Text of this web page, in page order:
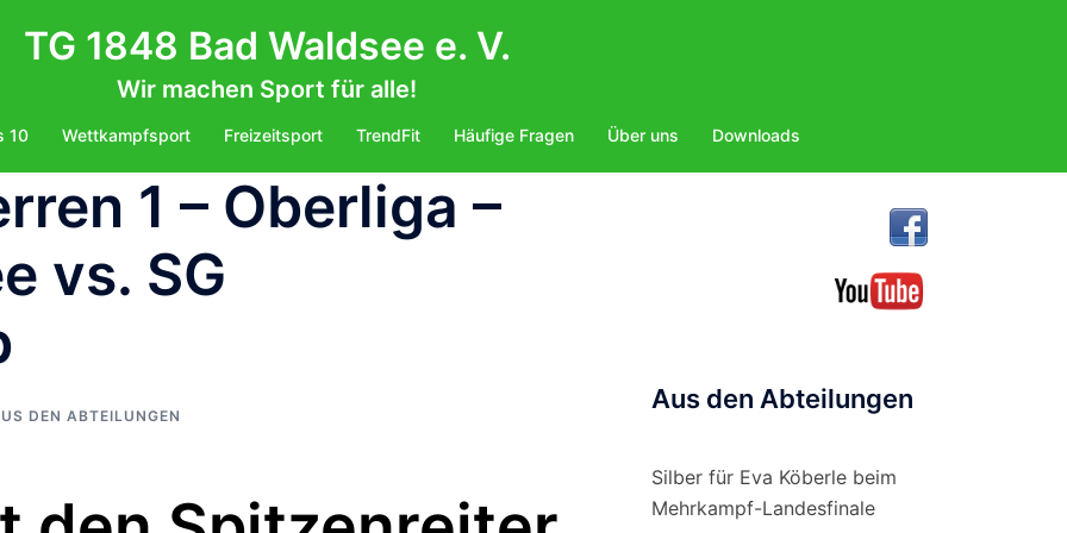
TG 1848 Bad Waldsee e. V.
Wir machen Sport für alle!
10 Wettkampfsport Freizeitsport TrendFit Häufige Fragen Über uns Downloads
1 – Oberliga –
vs. SG
DEN ABTEILUNGEN
Aus den Abteilungen
Silber für Eva Köberle beim
Mehrkampf-Landesfinale